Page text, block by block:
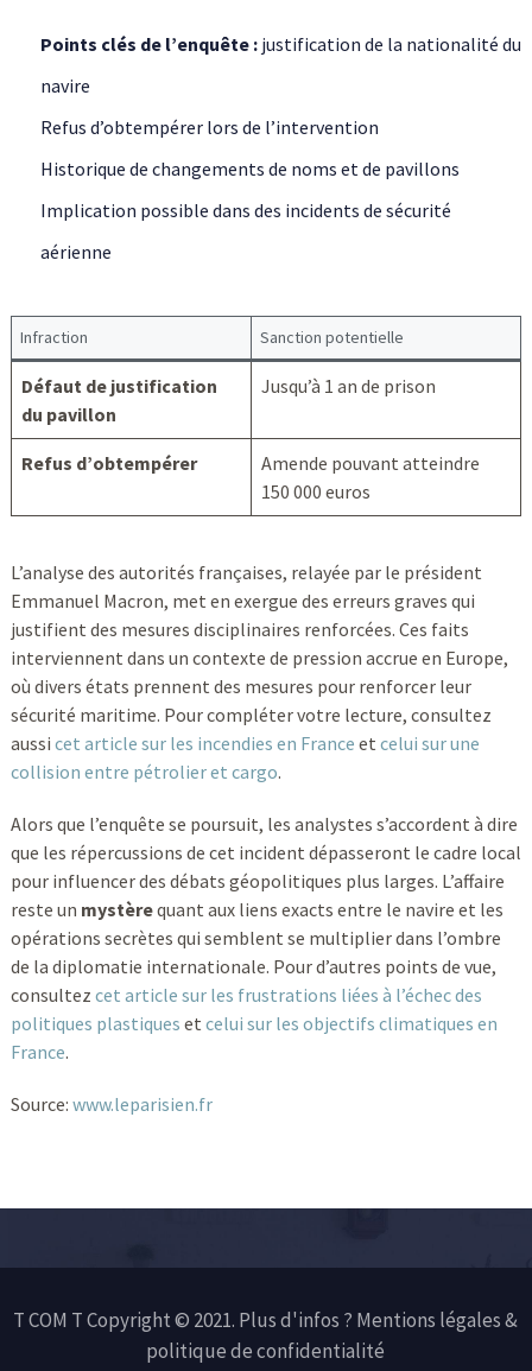
Points clés de l’enquête :justification de la nationalité du
navire
Refus d’obtempérer lors de l’intervention
Historique de changements de noms et de pavillons
Implication possible dans des incidents de sécurité
aérienne
Infraction Sanction potentielle
Défaut de justification
du pavillon
Jusqu’à 1 an de prison
Refus d’obtempérer
Amende pouvant atteindre
150 000 euros
L’analyse des autorités françaises, relayée par le président
Emmanuel Macron, met en exergue des erreurs graves qui
justifient des mesures disciplinaires renforcées. Ces faits
interviennent dans un contexte de pression accrue en Europe,
où divers états prennent des mesures pour renforcer leur
sécurité maritime. Pour compléter votre lecture, consultez
aussi cet article sur les incendies en France et celui sur une
collision entre pétrolier et cargo.
Alors que l’enquête se poursuit, les analystes s’accordent à dire
que les répercussions de cet incident dépasseront le cadre local
pour influencer des débats géopolitiques plus larges. L’affaire
reste un mystèrequant aux liens exacts entre le navire et les
opérations secrètes qui semblent se multiplier dans l’ombre
de la diplomatie internationale. Pour d’autres points de vue,
consultez cet article sur les frustrations liées à l’échec des
politiques plastiques et celui sur les objectifs climatiques en
France.
Source: www.leparisien.fr
T COM T Copyright © 2021. Plus d'infos ? Mentions légales &
politique de confidentialité